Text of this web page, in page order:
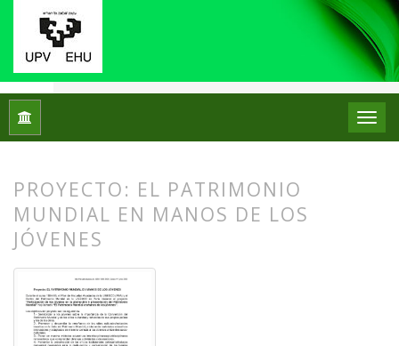
Inicio
PROYECTO: EL PATRIMONIO
MUNDIAL EN MANOS DE LOS
JÓVENES